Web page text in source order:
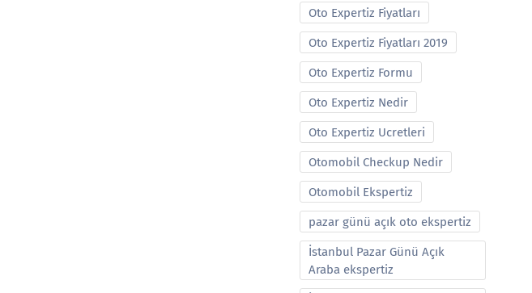
Oto Expertiz Fiyatları
Oto Expertiz Fiyatları 2019
Oto Expertiz Formu
Oto Expertiz Nedir
Oto Expertiz Ucretleri
Otomobil Checkup Nedir
Otomobil Ekspertiz
pazar günü açık oto ekspertiz
İstanbul Pazar Günü Açık
Araba ekspertiz